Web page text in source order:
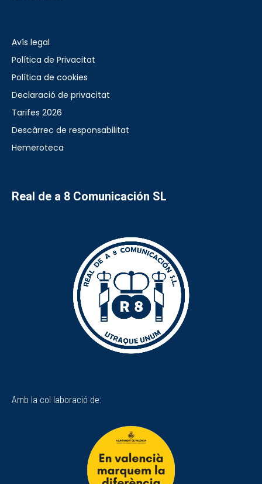
Avís legal
Política de Privacitat
Política de cookies
Declaració de privacitat
Tarifes 2026
Descàrrec de responsabilitat
Hemeroteca
Real de a 8 Comunicación SL
Amb la col·laboració de: